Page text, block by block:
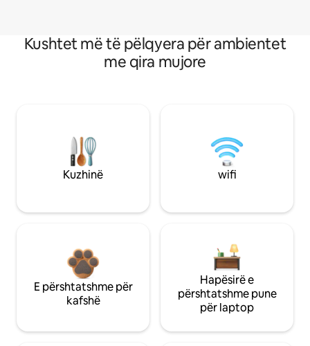
Kushtet më të pëlqyera për ambientet
me qira mujore
Kuzhinë wifi
E përshtatshme për
kafshë
Hapësirë e
përshtatshme pune
për laptop